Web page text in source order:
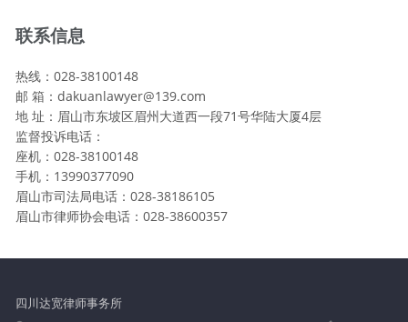
联系信息
热线：028-38100148
邮 箱：dakuanlawyer@139.com
地 址：眉山市东坡区眉州大道西一段71号华陆大厦4层
监督投诉电话：
座机：028-38100148
手机：13990377090
眉山市司法局电话：028-38186105
眉山市律师协会电话：028-38600357
四川达宽律师事务所